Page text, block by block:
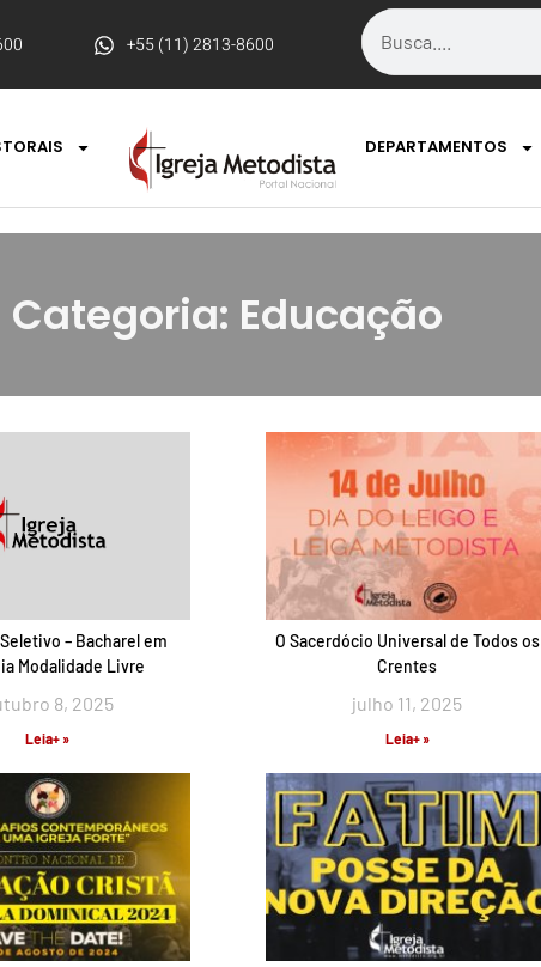
+55 (11) 2813-8600
DEPARTAMENTOS
Categoria: Educação
– Bacharel em
Modalidade Livre
8, 2025
Leia+ »
O Sacerdócio Universal de Todos os
Crentes
julho 11, 2025
Leia+ »